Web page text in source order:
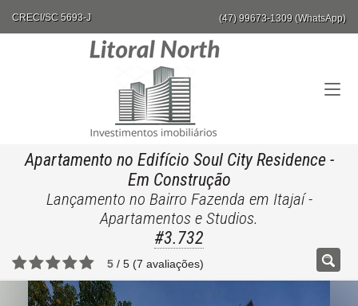
CRECI/SC 5693-J (47) 99673-1309 (WhatsApp)
Apartamento no Edifício Soul City Residence-
Em Construção
Lançamento no Bairro Fazenda em Itajaí -
Apartamentos e Studios.
#3.732
5 / 5 (7 avaliações)